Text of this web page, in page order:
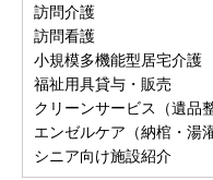
訪問介護
訪問看護
小規模多機能型居宅介護
福祉用具貸与・販売
クリーンサービス（遺品
エンゼルケア（納棺・湯
シニア向け施設紹介